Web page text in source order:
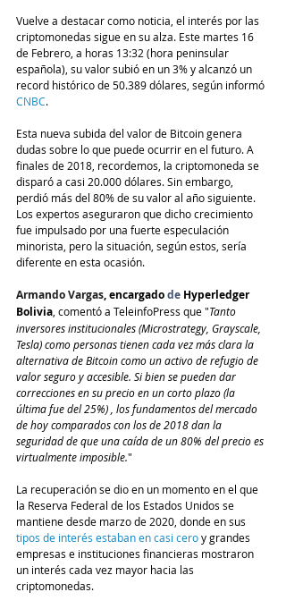
Vuelve a destacar como noticia, el interés por las
criptomonedas sigue en su alza. Este martes 16
de Febrero, a horas 13:32 (hora peninsular
española), su valor subió en un 3% y alcanzó un
record histórico de 50.389 dólares, según informó
CNBC.
Esta nueva subida del valor de Bitcoin genera
dudas sobre lo que puede ocurrir en el futuro. A
finales de 2018, recordemos, la criptomoneda se
disparó a casi 20.000 dólares. Sin embargo,
perdió más del 80% de su valor al año siguiente.
Los expertos aseguraron que dicho crecimiento
fue impulsado por una fuerte especulación
minorista, pero la situación, según estos, sería
diferente en esta ocasión.
Armando Vargas, encargado de Hyperledger
Bolivia , comentó a TeleinfoPress que "Tanto
inversores institucionales (Microstrategy, Grayscale,
Tesla) como personas tienen cada vez más clara la
alternativa de Bitcoin como un activo de refugio de
valor seguro y accesible. Si bien se pueden dar
correcciones en su precio en un corto plazo (la
última fue del 25%) , los fundamentos del mercado
de hoy comparados con los de 2018 dan la
seguridad de que una caída de un 80% del precio es
virtualmente imposible."
La recuperación se dio en un momento en el que
la Reserva Federal de los Estados Unidos se
mantiene desde marzo de 2020, donde en sus
tipos de interés estaban en casi cero y grandes
empresas e instituciones financieras mostraron
un interés cada vez mayor hacia las
criptomonedas.